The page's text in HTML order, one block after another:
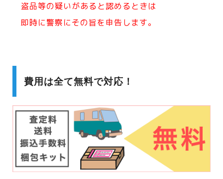
盗品等の疑いがあると認めるときは
即時に警察にその旨を申告します。
費用は全て無料で対応！